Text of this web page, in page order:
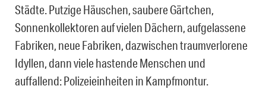
Städte. Putzige Häuschen, saubere Gärtchen,
Sonnenkollektoren auf vielen Dächern, aufgelassene
Fabriken, neue Fabriken, dazwischen traumverlorene
Idyllen, dann viele hastende Menschen und
auffallend: Polizeieinheiten in Kampfmontur.